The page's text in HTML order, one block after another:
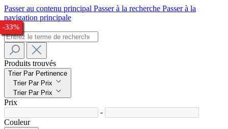
Passer au contenu principal Passer à la recherche Passer à la
navigation principale
Produits trouvés
Trier Par Pertinence
Trier Par Prix
Trier Par Prix
Prix
-
Couleur
-24%
-32%
-27%
-27%
-27%
-23%
-27%
-29%
-27%
-26%
-32%
-33%